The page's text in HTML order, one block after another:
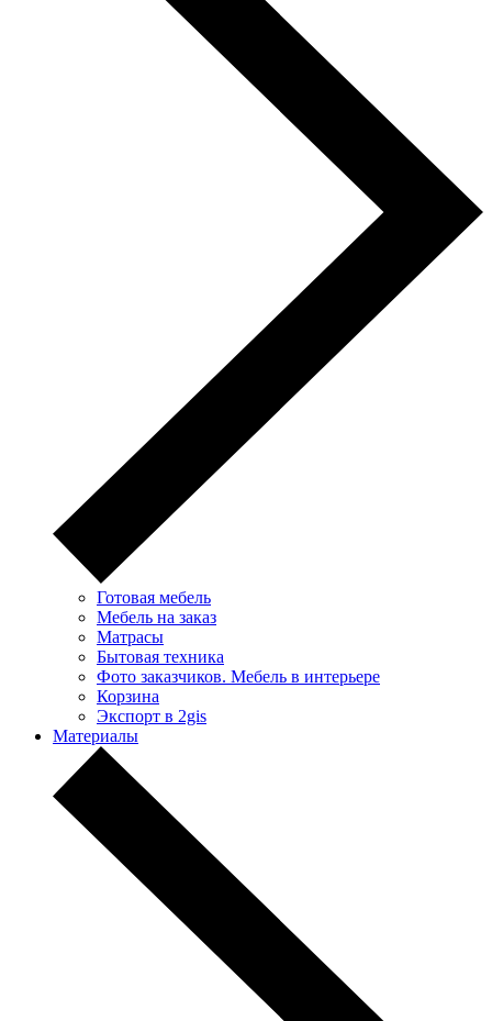
Готовая мебель
Мебель на заказ
Матрасы
Бытовая техника
Фото заказчиков. Мебель в интерьере
Корзина
Экспорт в 2gis
Материалы